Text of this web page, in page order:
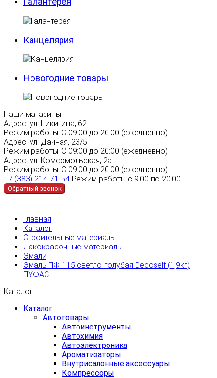
Канцелярия
Новогодние товары
Наши магазины
Адрес: ул. Никитина, 62
Режим работы: С 09:00 до 20:00 (ежедневно)
Адрес: ул. Дачная, 23/5
Режим работы: С 09:00 до 20:00 (ежедневно)
Адрес: ул. Комсомольская, 2а
Режим работы: С 09:00 до 20:00 (ежедневно)
+7 (383) 214-71-54 Режим работы с 9:00 по 20:00
Обратный звонок
Главная
Каталог
Строительные материалы
Лакокрасочные материалы
Эмали
Эмаль ПФ-115 светло-голубая Decoself (1,9кг)
ПУФАС
Каталог
Каталог
Автотовары
Автоинструменты
Автохимия
Автоэлектроника
Ароматизаторы
Внутрисалонные аксессуары
Компрессоры